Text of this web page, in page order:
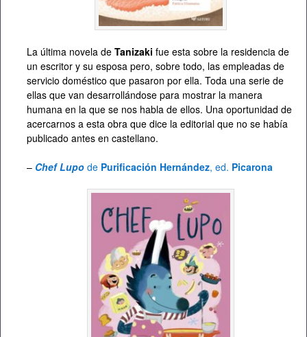
La última novela de Tanizaki fue esta sobre la residencia de
un escritor y su esposa pero, sobre todo, las empleadas de
servicio doméstico que pasaron por ella. Toda una serie de
ellas que van desarrollándose para mostrar la manera
humana en la que se nos habla de ellos. Una oportunidad de
acercarnos a esta obra que dice la editorial que no se había
publicado antes en castellano.
– Chef Lupo de Purificación Hernández, ed. Picarona